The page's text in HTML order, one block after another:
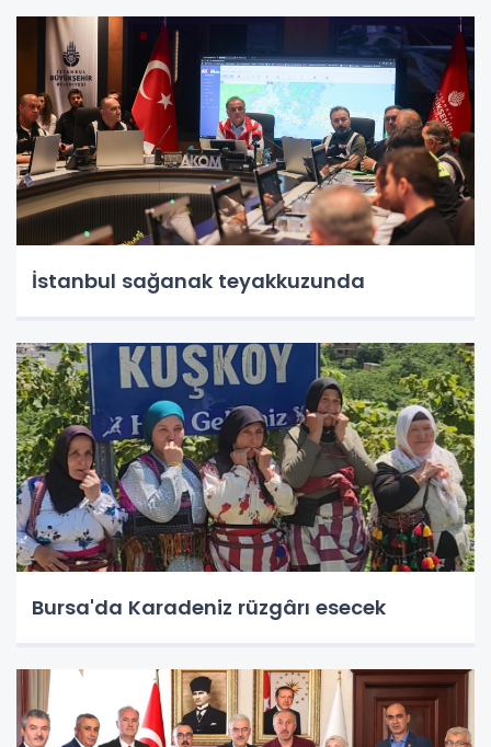
İstanbul sağanak teyakkuzunda
Bursa'da Karadeniz rüzgârı esecek